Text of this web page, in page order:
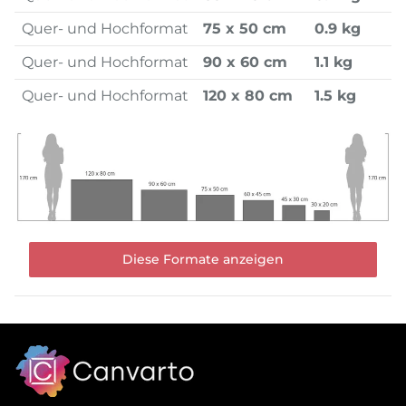
Quer- und Hochformat
75 x 50 cm
0.9 kg
Quer- und Hochformat
90 x 60 cm
1.1 kg
Quer- und Hochformat
120 x 80 cm 1.5 kg
Diese Formate anzeigen